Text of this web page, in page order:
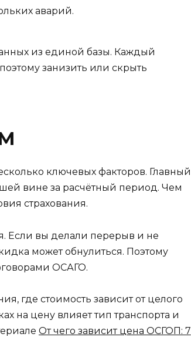
аварий.
из единой базы. Каждый
занизить или скрыть
ключевых факторов. Главный
вине за расчётный период. Чем
страхования.
Если вы делали перерыв и не
может обнулиться. Поэтому
ОСАГО.
где стоимость зависит от целого
на цену влияет тип транспорта и
От чего зависит цена ОСГОП: 7